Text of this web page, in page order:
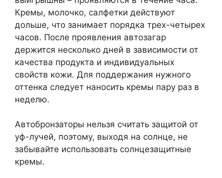
Кремы, молочко, салфетки действуют
дольше, что занимает порядка трех-четырех
часов. После проявления автозагар
держится несколько дней в зависимости от
качества продукта и индивидуальных
свойств кожи. Для поддержания нужного
оттенка следует наносить кремы пару раз в
неделю.
Автобронзаторы нельзя считать защитой от
уф-лучей, поэтому, выходя на солнце, не
забывайте использовать солнцезащитные
кремы.